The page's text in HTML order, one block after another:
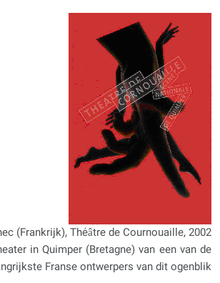
(Frankrijk), Théâtre de Cournouaille, 2002
in Quimper (Bretagne) van een van de
Franse ontwerpers van dit ogenblik